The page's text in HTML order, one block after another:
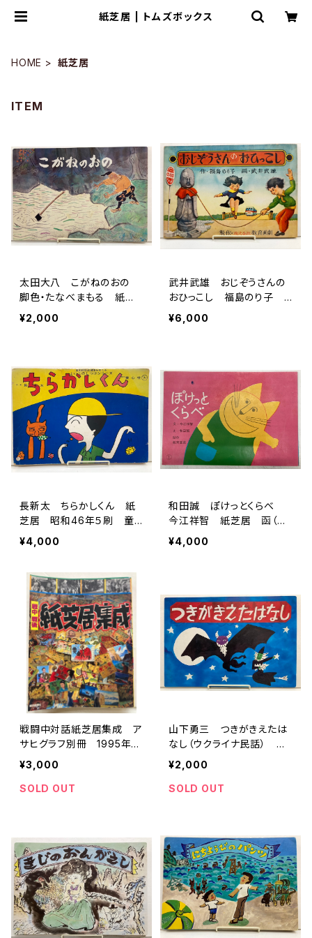
紙芝居 | トムズボックス
HOME 紙芝居
ITEM
太田大八 こがねのおの
脚色・たなべまもる 紙芝
居 1984年 NHKサービ
スセンター刊
¥2,000
武井武雄 おじぞうさんの
おひっこし 福島のり子
紙芝居 1960年（昭35）
教育画劇刊
¥6,000
長新太 ちらかしくん 紙
芝居 昭和46年５刷 童
心社刊
¥4,000
和田誠 ぽけっとくらべ
今江祥智 紙芝居 函（タ
トウ）なし 昭和42年 教
育画劇刊
¥4,000
戦闘中対話紙芝居集成 ア
サヒグラフ別冊 1995年
朝日新聞社
¥3,000
SOLD OUT
山下勇三 つきがきえたは
なし（ウクライナ民話） 脚
色・伊藤海彦 紙芝居 19
84年 函 NHKサービス
センター刊
¥2,000
SOLD OUT